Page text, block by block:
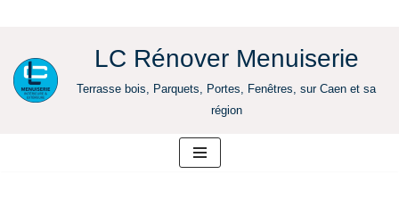
Aller
au
LC Rénover Menuiserie
Terrasse bois, Parquets, Portes, Fenêtres, sur Caen et sa
région